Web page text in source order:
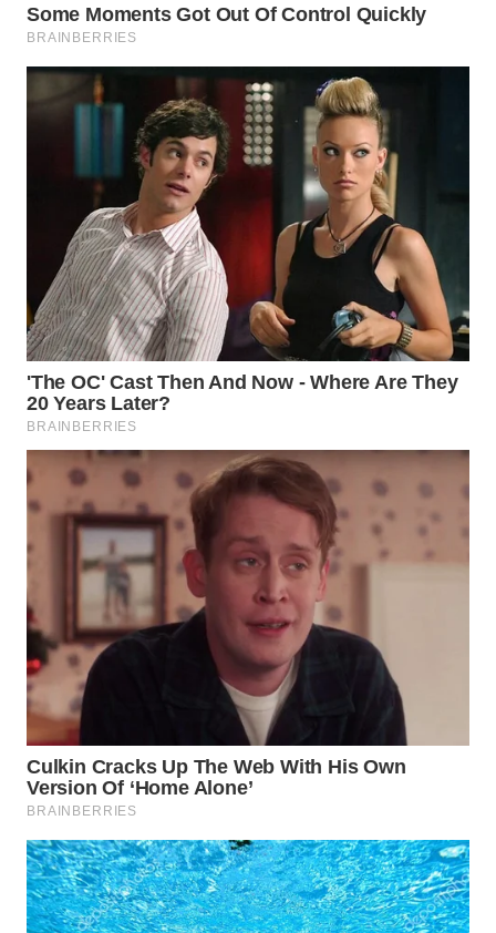
SUMEDANG
CIANJUR
KEPULAUAN
SERIBU
WN
TANGERANG
WN
BINJAI
WN
CIREBON
WN
INDRAMAYU
WN
KUNINGAN
WN
MAJALENGKA
WN
SUBANG
WN
SUKABUMI
WN